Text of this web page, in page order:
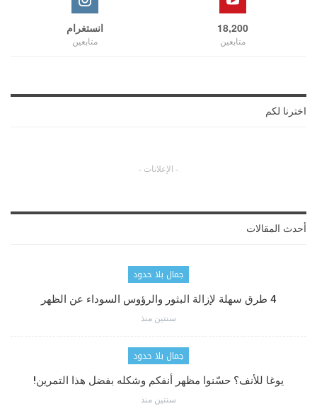
18,200
متابعين
انستغرام
متابعين
اخترنا لكم
- الإعلانات -
أحدث المقالات
جمال بلا حدود
4 طرق سهلة لإزالة البثور والرؤوس السوداء عن الظهر
سنتين منذ
جمال بلا حدود
يوغا للأنف؟ حسّنوا مظهر أنفكم وشكله بفضل هذا التمرين!
سنتين منذ